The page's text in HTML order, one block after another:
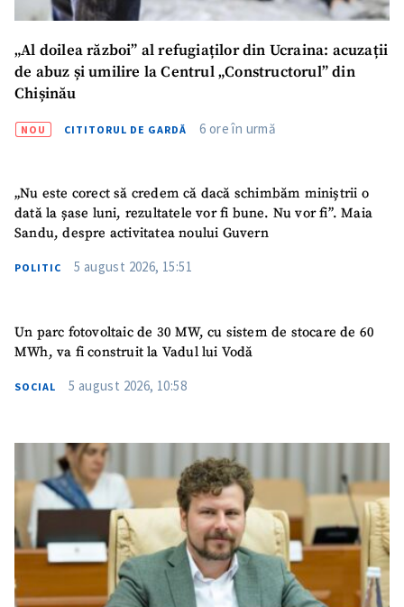
„Al doilea război” al refugiaților din Ucraina: acuzații
de abuz și umilire la Centrul „Constructorul” din
Chișinău
NOU CITITORUL DE GARDĂ 6 ore în urmă
„Nu este corect să credem că dacă schimbăm miniștrii o
dată la șase luni, rezultatele vor fi bune. Nu vor fi”. Maia
Sandu, despre activitatea noului Guvern
POLITIC 5 august 2026, 15:51
Un parc fotovoltaic de 30 MW, cu sistem de stocare de 60
MWh, va fi construit la Vadul lui Vodă
SOCIAL 5 august 2026, 10:58